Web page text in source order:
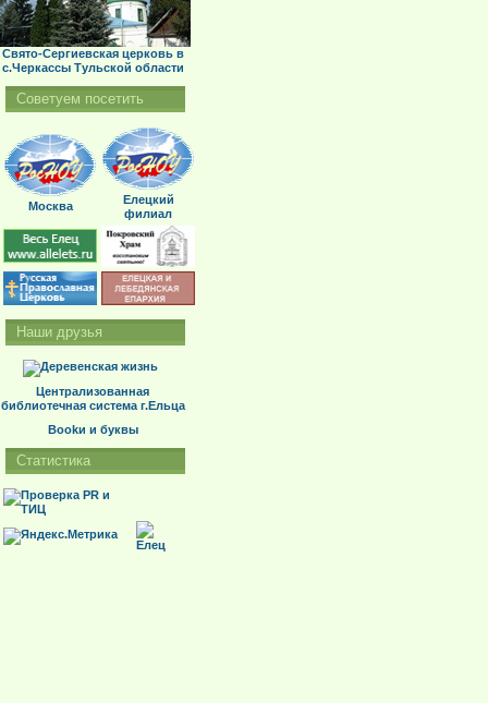
Свято-Сергиевская церковь в
с.Черкассы Тульской области
Советуем посетить
Москва
Елецкий
филиал
Наши друзья
Централизованная
библиотечная система г.Ельца
Bookи и буквы
Статистика